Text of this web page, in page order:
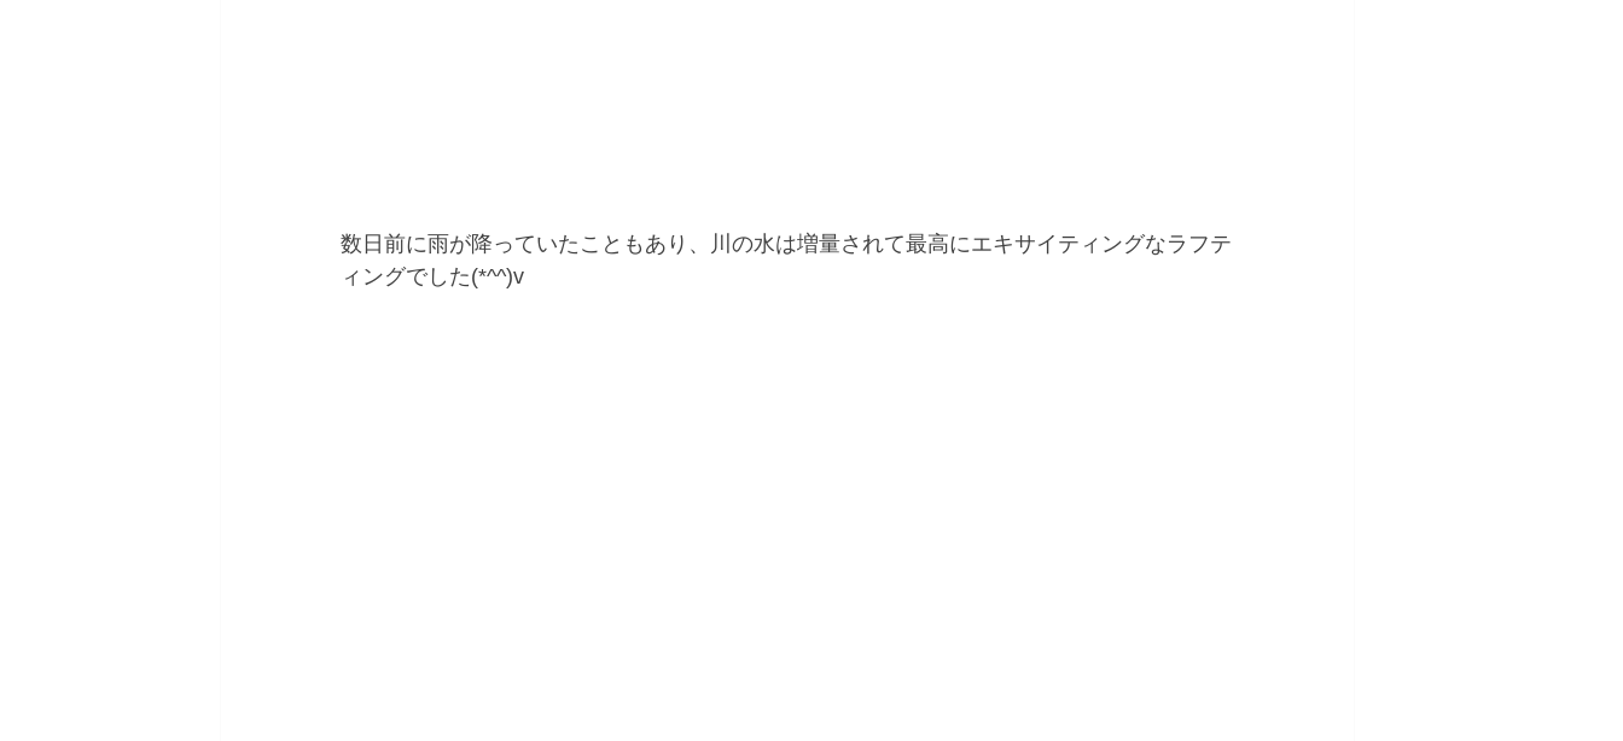
数日前に雨が降っていたこともあり、川の水は増量されて最高にエキサイティングなラフテ
ィングでした(*^^)v